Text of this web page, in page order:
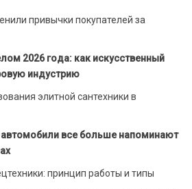
привычки покупателей за
2026 года: как искусственный
индустрию
элитной сантехники в
все больше напоминают
принцип работы и типы